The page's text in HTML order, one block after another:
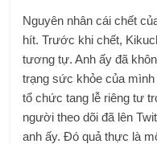
Nguyên nhân cái chết
hít. Trước khi chết,
tương tự. Anh ấy đã
trạng sức khỏe của
tổ chức tang lễ riêng tư
người theo dõi đã lên
anh ấy. Đó quả thực là